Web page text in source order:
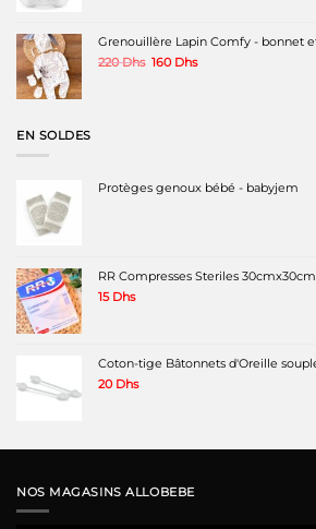
Grenouillère Lapin Comfy - bonnet
220Dhs Le
160 DhsLe
EN SOLDES
Protèges genoux bébé - babyjem
RR Compresses Steriles 30cmx30cm
15 Dhs
Coton-tige Bâtonnets d'Oreille
20 Dhs
NOS MAGASINS ALLOBEBE